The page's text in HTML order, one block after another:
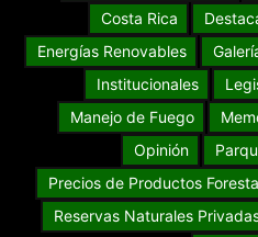
Costa Rica
Energías Renovables
Institucionales
Manejo de Fuego
Opinión
Precios de Productos
Reservas Naturales